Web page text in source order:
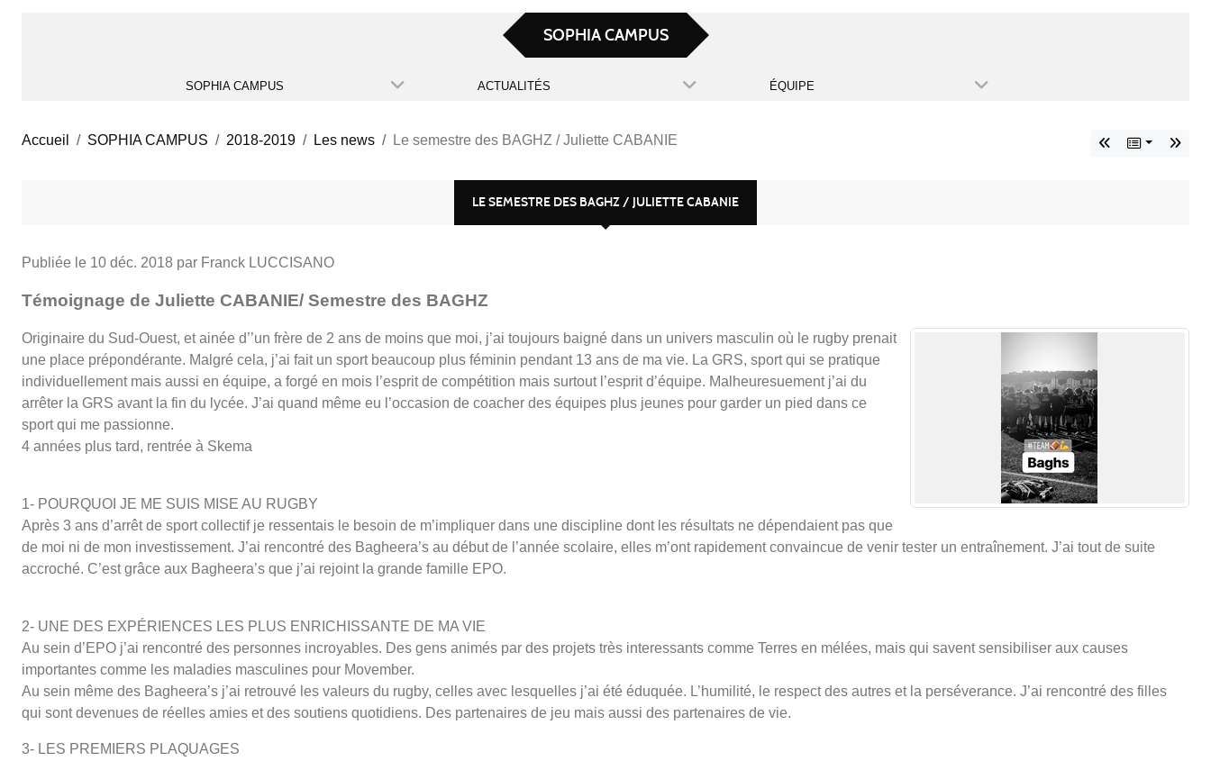
SOPHIA CAMPUS
SOPHIA CAMPUS ACTUALITÉS ÉQUIPE
Accueil SOPHIA CAMPUS 2018-2019 Les news Le semestre des BAGHZ / Juliette CABANIE
LE SEMESTRE DES BAGHZ / JULIETTE CABANIE
Publiée le 10 déc. 2018 par Franck LUCCISANO
Témoignage de Juliette CABANIE/ Semestre des BAGHZ
Originaire du Sud-Ouest, et ainée d’’un frère de 2 ans de moins que moi, j’ai toujours baigné dans un univers masculin où le rugby prenait
une place prépondérante. Malgré cela, j’ai fait un sport beaucoup plus féminin pendant 13 ans de ma vie. La GRS, sport qui se pratique
individuellement mais aussi en équipe, a forgé en mois l’esprit de compétition mais surtout l’esprit d’équipe. Malheuresuement j’ai du
arrêter la GRS avant la fin du lycée. J’ai quand même eu l’occasion de coacher des équipes plus jeunes pour garder un pied dans ce
sport qui me passionne.
4 années plus tard, rentrée à Skema
1- POURQUOI JE ME SUIS MISE AU RUGBY
Après 3 ans d’arrêt de sport collectif je ressentais le besoin de m’impliquer dans une discipline dont les résultats ne dépendaient pas que
de moi ni de mon investissement. J’ai rencontré des Bagheera’s au début de l’année scolaire, elles m’ont rapidement convaincue de venir tester un entraînement. J’ai tout de suite
accroché. C’est grâce aux Bagheera’s que j’ai rejoint la grande famille EPO.
2- UNE DES EXPÉRIENCES LES PLUS ENRICHISSANTE DE MA VIE
Au sein d’EPO j’ai rencontré des personnes incroyables. Des gens animés par des projets très interessants comme Terres en mélées, mais qui savent sensibiliser aux causes
importantes comme les maladies masculines pour Movember.
Au sein même des Bagheera’s j’ai retrouvé les valeurs du rugby, celles avec lesquelles j’ai été éduquée. L’humilité, le respect des autres et la perséverance. J’ai rencontré des filles
qui sont devenues de réelles amies et des soutiens quotidiens. Des partenaires de jeu mais aussi des partenaires de vie.
3- LES PREMIERS PLAQUAGES